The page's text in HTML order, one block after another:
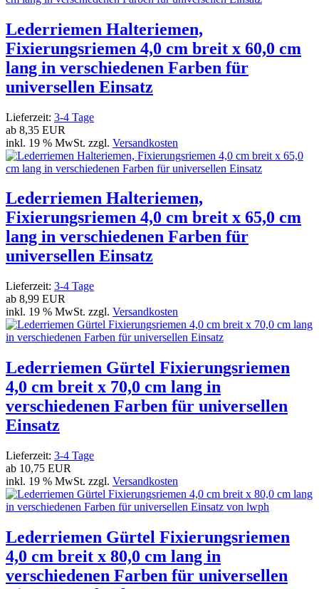
Lederriemen Halteriemen,
Fixierungsriemen 4,0 cm breit x 60,0 cm
lang in verschiedenen Farben für
universellen Einsatz
Lieferzeit: 3-4 Tage
ab 8,35 EUR
inkl. 19 % MwSt. zzgl. Versandkosten
Lederriemen Halteriemen,
Fixierungsriemen 4,0 cm breit x 65,0 cm
lang in verschiedenen Farben für
universellen Einsatz
Lieferzeit: 3-4 Tage
ab 8,99 EUR
inkl. 19 % MwSt. zzgl. Versandkosten
Lederriemen Gürtel Fixierungsriemen
4,0 cm breit x 70,0 cm lang in
verschiedenen Farben für universellen
Einsatz
Lieferzeit: 3-4 Tage
ab 10,75 EUR
inkl. 19 % MwSt. zzgl. Versandkosten
Lederriemen Gürtel Fixierungsriemen
4,0 cm breit x 80,0 cm lang in
verschiedenen Farben für universellen